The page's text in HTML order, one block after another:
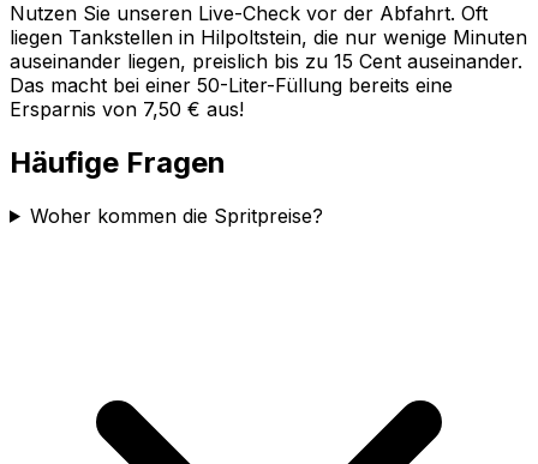
Nutzen Sie unseren Live-Check vor der Abfahrt. Oft
liegen Tankstellen in Hilpoltstein, die nur wenige Minuten
auseinander liegen, preislich bis zu 15 Cent auseinander.
Das macht bei einer 50-Liter-Füllung bereits eine
Ersparnis von 7,50 € aus!
Häufige Fragen
Woher kommen die Spritpreise?